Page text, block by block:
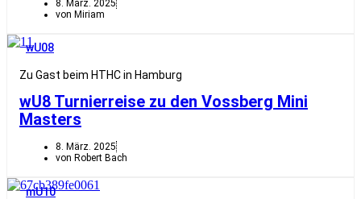
8. März. 2025
von Miriam
wU08
Zu Gast beim HTHC in Hamburg
wU8 Turnierreise zu den Vossberg Mini
Masters
8. März. 2025
von Robert Bach
mU10